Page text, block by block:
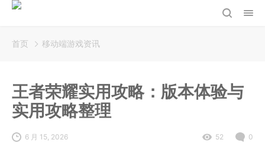
首页 移动端游戏资讯
王者荣耀实用攻略：版本体验与
实用攻略整理
6 月 15, 2026 52 0